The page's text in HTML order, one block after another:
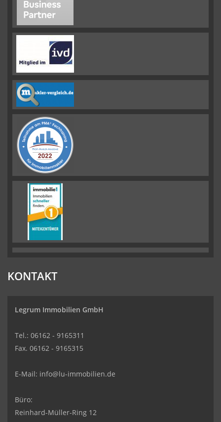
KONTAKT
Legrum Immobilien GmbH
Tel.: 06162 - 9165311
Fax. 06162 - 9165315
E-Mail: info@lu-immobilien.de
Büro:
Reinhard-Müller-Ring 12